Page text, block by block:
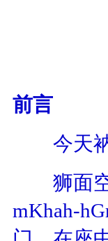
前言
今天衲
狮面空
mKhah-